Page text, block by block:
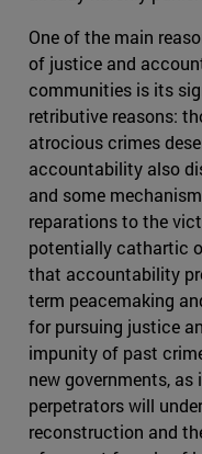
One of the main
of justice and
communities is its
retributive reasons:
atrocious crimes
accountability also
and some
reparations to the
potentially cathartic
that accountability
term peacemaking
for pursuing justice
impunity of past
new governments,
perpetrators will
reconstruction and